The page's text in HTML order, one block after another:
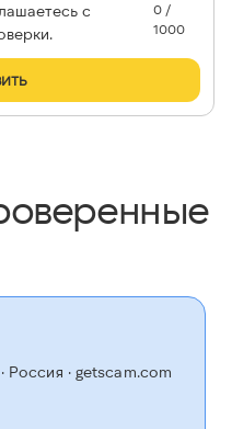
с
0 /
1000
Россия · getscam.com